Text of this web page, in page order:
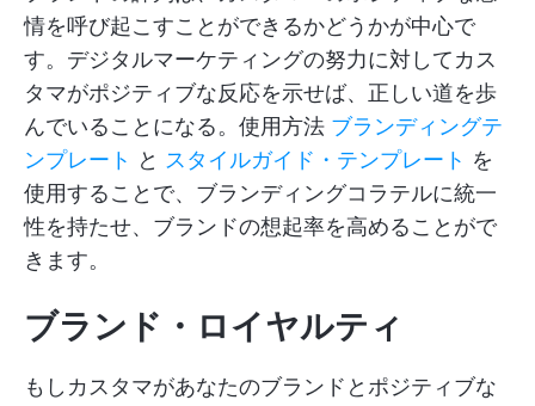
情を呼び起こすことができるかどうかが中心で
す。デジタルマーケティングの努力に対してカス
タマがポジティブな反応を示せば、正しい道を歩
んでいることになる。使用方法 ブランディングテ
ンプレート と スタイルガイド・テンプレート を
使用することで、ブランディングコラテルに統一
性を持たせ、ブランドの想起率を高めることがで
きます。
ブランド・ロイヤルティ
もしカスタマがあなたのブランドとポジティブな